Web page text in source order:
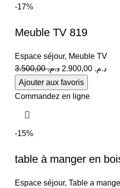
-17%
Meuble TV 819
Espace séjour, Meuble TV
د.م.3.500,00
Le
prix
initial
د.م.Le
Ajouter aux favoris
Commandez en ligne
-15%
table à manger en
Espace séjour, Table a